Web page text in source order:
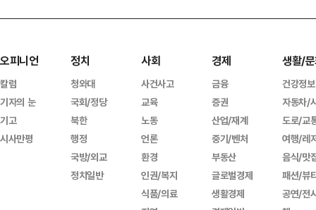
오피니언
칼럼
기자의 눈
기고
시사만평
정치
청와대
국회/정당
북한
행정
국방/외교
정치일반
사회
사건사고
교육
노동
언론
환경
인권/복지
식품/의료
경제
금융
증권
산업/재계
중기/벤처
부동산
글로벌경제
생활경제
생활/
건강정보
자동차/
도로/교
여행/레
음식/맛
패션/뷰
공연/전